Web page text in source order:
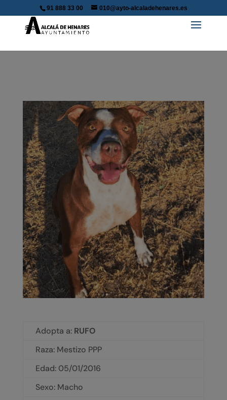
91 888 33 00 010@ayto-alcaladehenares.es
Adopta a: RUFO
Raza: Mestizo PPP
Edad: 05/01/2016
Sexo: Macho